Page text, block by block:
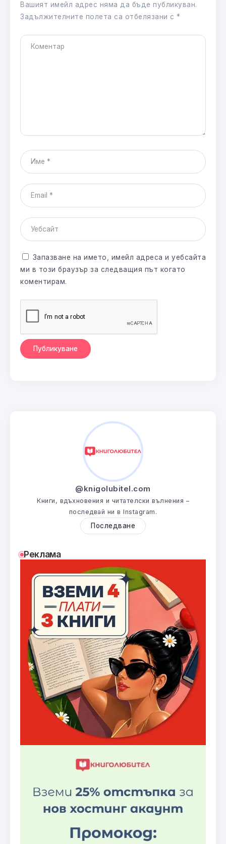
Вашият имейл адрес няма да бъде публикуван.
Задължителните полета са отбелязани с *
Запазване на името, имейл адреса и уебсайта
ми в този браузър за следващия път когато
коментирам.
@knigolubitel.com
Книги, вдъхновения и читателски вълнения –
последвай ни в Instagram.
Последване
Реклама